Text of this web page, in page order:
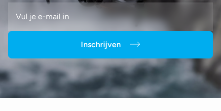
Inschrijven